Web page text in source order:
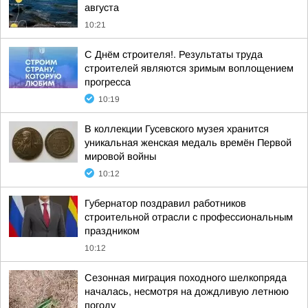
августа
10:21
С Днём строителя!. Результаты труда
строителей являются зримым воплощением
прогресса
10:19
В коллекции Гусевского музея хранится
уникальная женская медаль времён Первой
мировой войны
10:12
Губернатор поздравил работников
строительной отрасли с профессиональным
праздником
10:12
Сезонная миграция походного шелкопряда
началась, несмотря на дождливую летнюю
погоду